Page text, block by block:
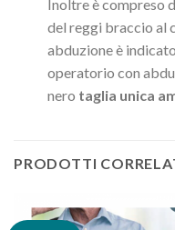
Inoltre è compreso
del reggi braccio al
abduzione è
operatorio con
nero taglia unica
PRODOTTI